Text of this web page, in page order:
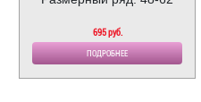
695 руб.
ПОДРОБНЕЕ